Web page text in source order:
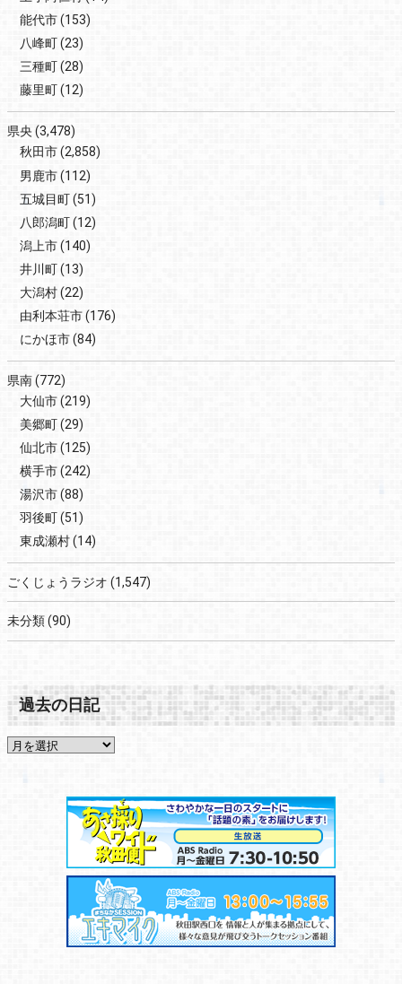
能代市(153)
八峰町(23)
三種町(28)
藤里町(12)
県央 (3,478)
秋田市(2,858)
男鹿市(112)
五城目町(51)
八郎潟町(12)
潟上市(140)
井川町(13)
大潟村(22)
由利本荘市(176)
にかほ市(84)
県南(772)
大仙市(219)
美郷町(29)
仙北市(125)
横手市(242)
湯沢市(88)
羽後町(51)
東成瀬村(14)
ごくじょうラジオ (1,547)
未分類(90)
過去の日記